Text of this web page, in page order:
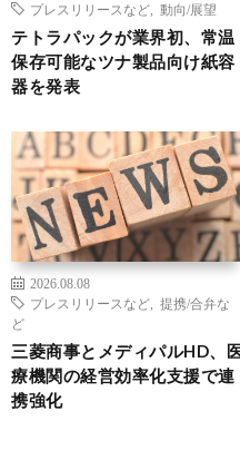
プレスリリースなど
動向/展望
テトラパックが業界初、常温
保存可能なツナ製品向け紙容
器を発表
2026.08.08
プレスリリースなど
提携/合弁な
ど
三菱商事とメディパルHD、
療機関の経営効率化支援で連
携強化